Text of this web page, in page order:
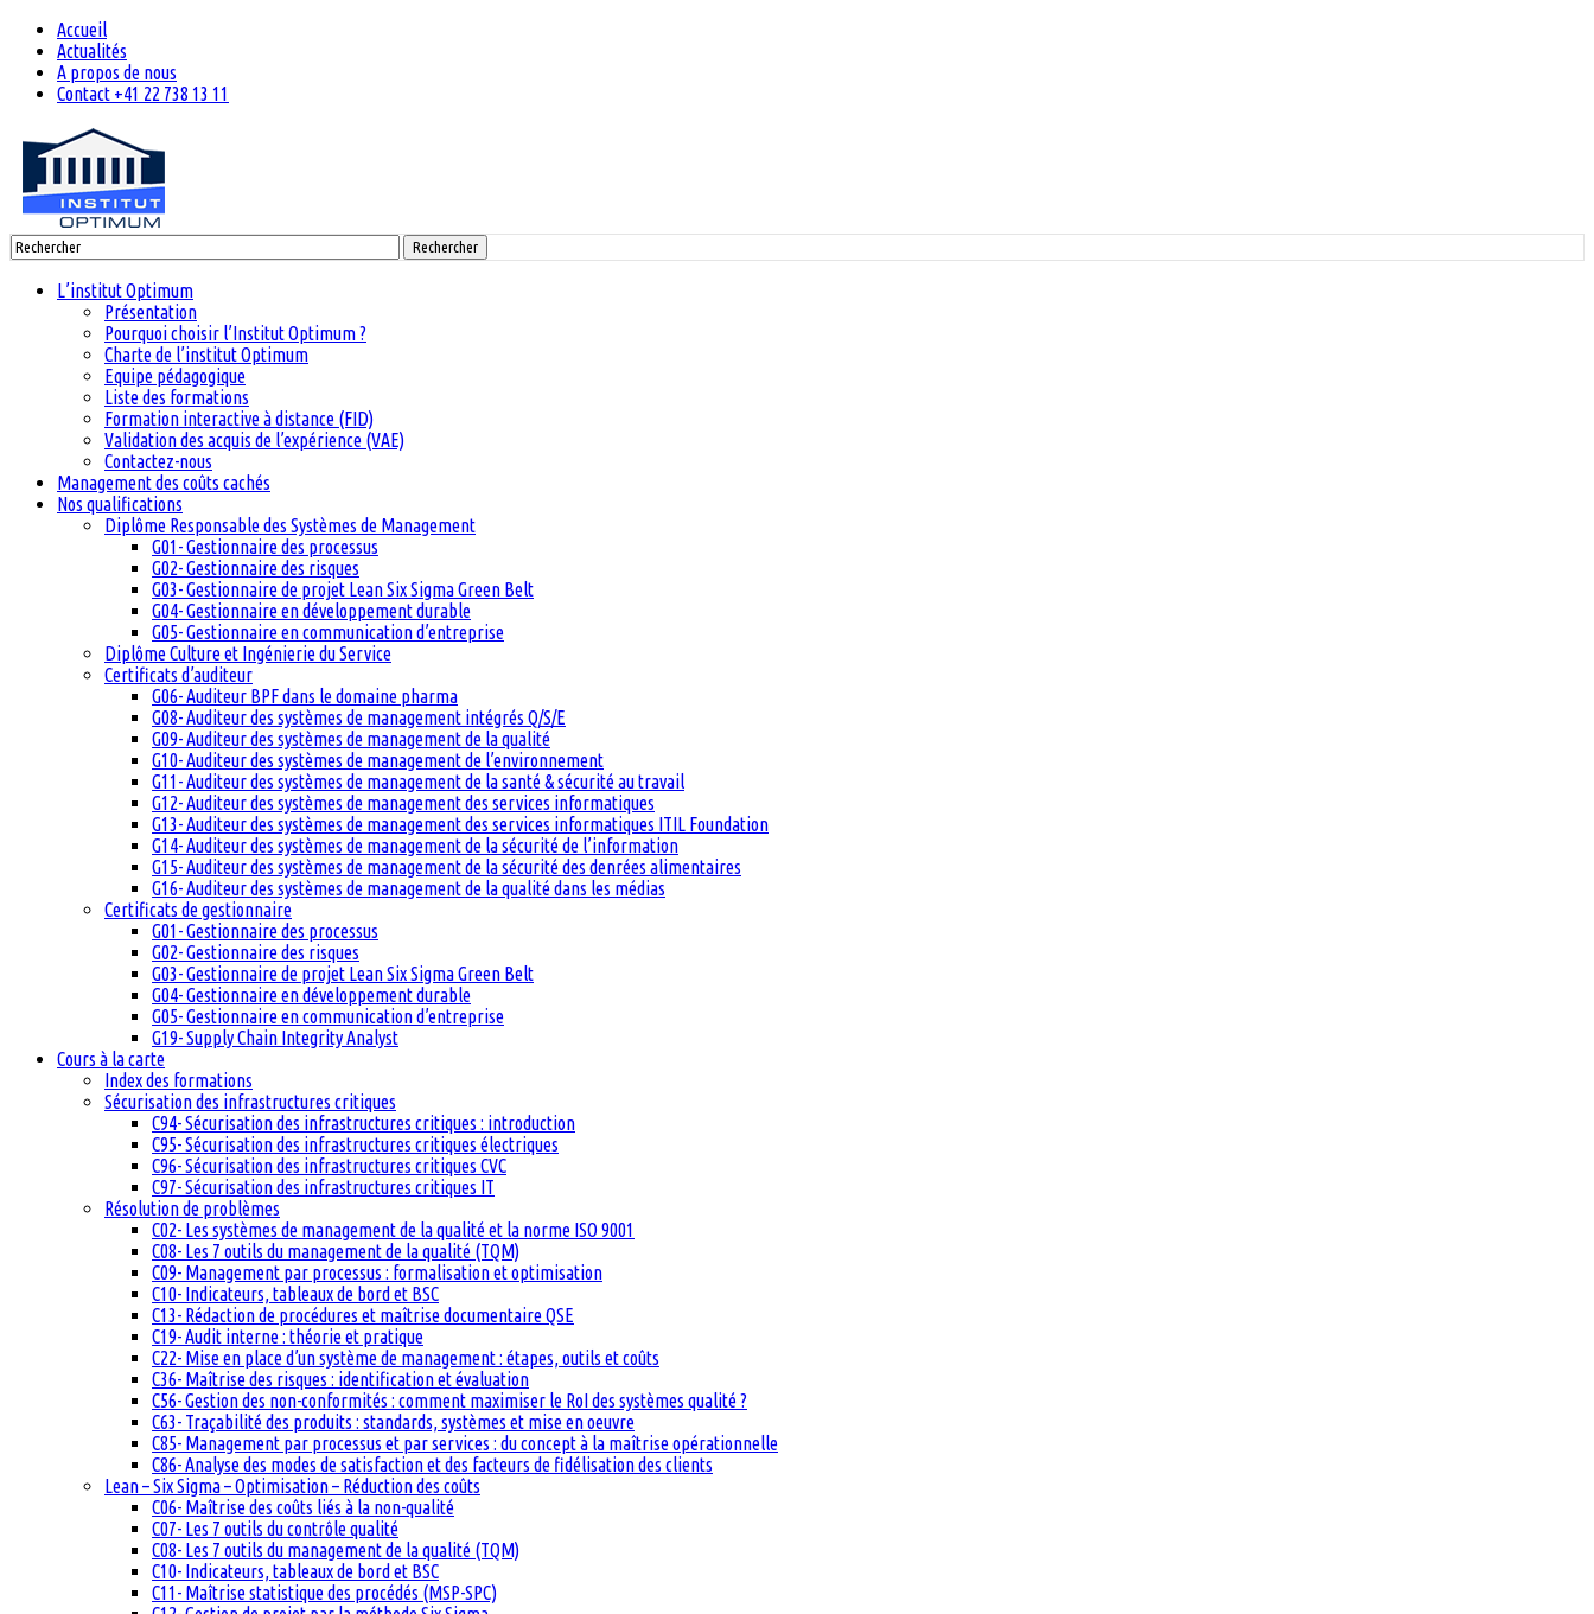
Accueil
Actualités
A propos de nous
Contact +41 22 738 13 11
Rechercher
L’institut Optimum
Présentation
Pourquoi choisir l’Institut Optimum ?
Charte de l’institut Optimum
Equipe pédagogique
Liste des formations
Formation interactive à distance (FID)
Validation des acquis de l’expérience (VAE)
Contactez-nous
Management des coûts cachés
Nos qualifications
Diplôme Responsable des Systèmes de Management
G01- Gestionnaire des processus
G02- Gestionnaire des risques
G03- Gestionnaire de projet Lean Six Sigma Green Belt
G04- Gestionnaire en développement durable
G05- Gestionnaire en communication d’entreprise
Diplôme Culture et Ingénierie du Service
Certificats d’auditeur
G06- Auditeur BPF dans le domaine pharma
G08- Auditeur des systèmes de management intégrés Q/S/E
G09- Auditeur des systèmes de management de la qualité
G10- Auditeur des systèmes de management de l’environnement
G11- Auditeur des systèmes de management de la santé & sécurité au travail
G12- Auditeur des systèmes de management des services informatiques
G13- Auditeur des systèmes de management des services informatiques ITIL Foundation
G14- Auditeur des systèmes de management de la sécurité de l’information
G15- Auditeur des systèmes de management de la sécurité des denrées alimentaires
G16- Auditeur des systèmes de management de la qualité dans les médias
Certificats de gestionnaire
G01- Gestionnaire des processus
G02- Gestionnaire des risques
G03- Gestionnaire de projet Lean Six Sigma Green Belt
G04- Gestionnaire en développement durable
G05- Gestionnaire en communication d’entreprise
G19- Supply Chain Integrity Analyst
Cours à la carte
Index des formations
Sécurisation des infrastructures critiques
C94- Sécurisation des infrastructures critiques : introduction
C95- Sécurisation des infrastructures critiques électriques
C96- Sécurisation des infrastructures critiques CVC
C97- Sécurisation des infrastructures critiques IT
Résolution de problèmes
C02- Les systèmes de management de la qualité et la norme ISO 9001
C08- Les 7 outils du management de la qualité (TQM)
C09- Management par processus : formalisation et optimisation
C10- Indicateurs, tableaux de bord et BSC
C13- Rédaction de procédures et maîtrise documentaire QSE
C19- Audit interne : théorie et pratique
C22- Mise en place d’un système de management : étapes, outils et coûts
C36- Maîtrise des risques : identification et évaluation
C56- Gestion des non-conformités : comment maximiser le RoI des systèmes qualité ?
C63- Traçabilité des produits : standards, systèmes et mise en oeuvre
C85- Management par processus et par services : du concept à la maîtrise opérationnelle
C86- Analyse des modes de satisfaction et des facteurs de fidélisation des clients
Lean – Six Sigma – Optimisation – Réduction des coûts
C06- Maîtrise des coûts liés à la non-qualité
C07- Les 7 outils du contrôle qualité
C08- Les 7 outils du management de la qualité (TQM)
C10- Indicateurs, tableaux de bord et BSC
C11- Maîtrise statistique des procédés (MSP-SPC)